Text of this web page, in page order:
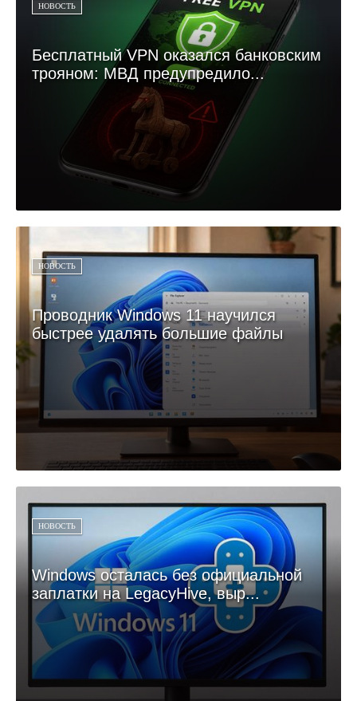
НОВОСТЬ
Бесплатный VPN оказался банковским
трояном: МВД предупредило...
НОВОСТЬ
Проводник Windows 11 научился
быстрее удалять большие файлы
НОВОСТЬ
Windows осталась без официальной
заплатки на LegacyHive, выр...